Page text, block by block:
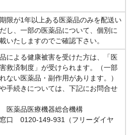
限が1年以上ある医薬品のみを配送い
し、一部の医薬品について、個別に
いたしますのでご確認下さい。
による健康被害を受けた方は、「医
救済制度」が受けられます。（一部
ない医薬品・副作用があります。）
手続きについては、下記にお問合せ
医薬品医療機器総合機構
口 0120-149-931（フリーダイヤ